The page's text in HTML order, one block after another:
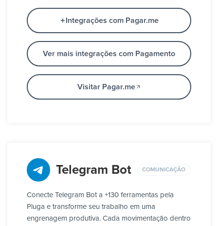
Integrações com Pagar.me
Ver mais integrações com Pagamento
Visitar Pagar.me
Telegram Bot COMUNICAÇÃO
Conecte Telegram Bot a +130 ferramentas pela
Pluga e transforme seu trabalho em uma
engrenagem produtiva. Cada movimentação dentro